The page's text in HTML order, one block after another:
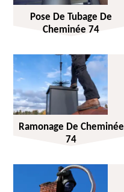
Pose De Tubage De
Cheminée 74
Ramonage De Cheminée
74